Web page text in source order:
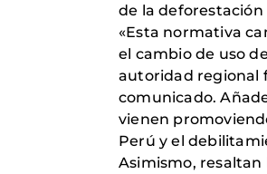
de la
«Esta normativa
el cambio de uso
autoridad regional
comunicado.
vienen
Perú y el
Asimismo, resaltan